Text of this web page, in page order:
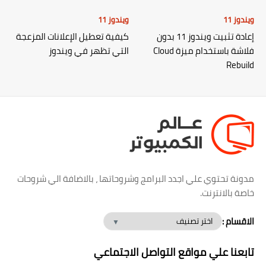
ويندوز 11
إعادة تثبيت ويندوز 11 بدون
فلاشة باستخدام ميزة Cloud
Rebuild
ويندوز 11
كيفية تعطيل الإعلانات المزعجة
التي تظهر في ويندوز
مدونة تحتوي علي اجدد البرامج وشروحاتها ، بالاضافة الي شروحات
خاصة بالانترنت.
الاقسام :
تابعنا علي مواقع التواصل الاجتماعي